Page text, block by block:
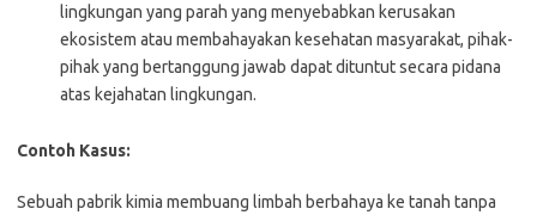
lingkungan yang parah yang menyebabkan kerusakan
ekosistem atau membahayakan kesehatan masyarakat, pihak-
pihak yang bertanggung jawab dapat dituntut secara pidana
atas kejahatan lingkungan.
Contoh Kasus:
Sebuah pabrik kimia membuang limbah berbahaya ke tanah tanpa